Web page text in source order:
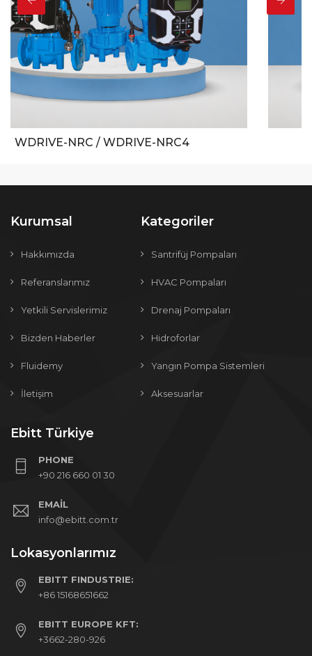
Kurumsal
Hakkımızda
Referanslarımız
Yetkili Servislerimiz
Bizden Haberler
Fluidemy
İletişim
Kategoriler
Santrifüj Pompaları
HVAC Pompaları
Drenaj Pompaları
Hidroforlar
Yangın Pompa Sistemleri
Aksesuarlar
Ebitt Türkiye
PHONE
+90 216 660 01 30
EMAIL
info@ebitt.com.tr
Lokasyonlarımız
EBITT FINDUSTRIE:
+86 15168651662
EBITT EUROPE KFT:
+3662-280-926